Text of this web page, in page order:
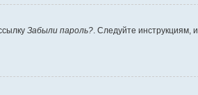
Забыли пароль?. Следуйте инструкциям, и